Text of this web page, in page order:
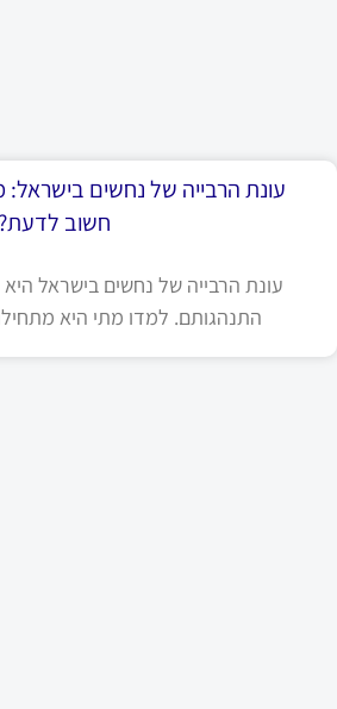
עונת הרבייה של נחשים
חשוב לדעת?
עונת הרבייה של נחשים בישראל
התנהגותם. למדו מתי היא